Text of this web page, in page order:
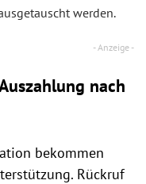
werden.
nach
bekommen
Rückruf